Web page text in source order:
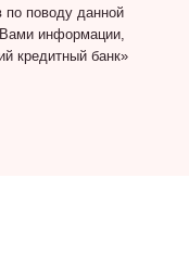
по поводу данной
информации,
кредитный банк»